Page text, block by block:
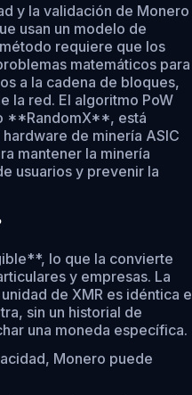
y la validación de Monero
usan un modelo de
requiere que los
matemáticos para
a la cadena de bloques,
la red. El algoritmo PoW
**RandomX**, está
de minería ASIC
mantener la minería
usuarios y prevenir la
lo que la convierte
y empresas. La
de XMR es idéntica e
sin un historial de
una moneda específica.
Monero puede